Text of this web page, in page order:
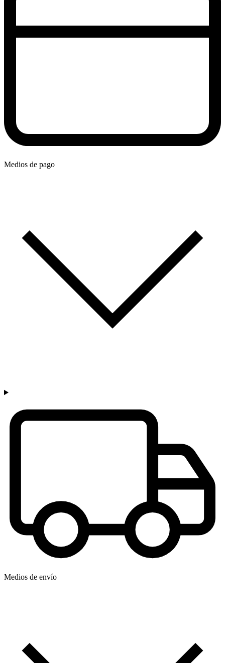
Medios de pago
Medios de envío